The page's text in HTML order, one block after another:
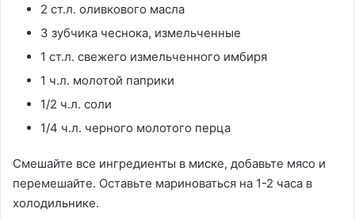
2 ст.л. оливкового масла
3 зубчика чеснока, измельченные
1 ст.л. свежего измельченного имбиря
1 ч.л. молотой паприки
1/2 ч.л. соли
1/4 ч.л. черного молотого перца
Смешайте все ингредиенты в миске, добавьте мясо и
перемешайте. Оставьте мариноваться на 1-2 часа в
холодильнике.